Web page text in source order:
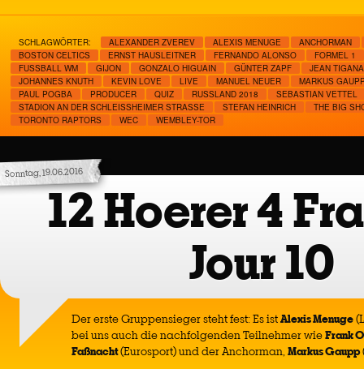
SCHLAGWÖRTER: ALEXANDER ZVEREV ALEXIS MENUGE
ANCHORMAN
BOSTON CELTICS
ERNST HAUSLEITNER FERNANDO ALONSO
FORMEL 1
FUSSBALL WM
GIJON GONZALO HIGUAIN GÜNTER ZAPF
JEAN TIGANA
JOHANNES KNUTH
KEVIN LOVE LIVE MANUEL NEUER
MARKUS
PAUL POGBA
PRODUCER QUIZ RUSSLAND 2018
SEBASTIAN VETTEL
STADION AN DER SCHLEISSHEIMER STRASSE
STEFAN HEINRICH
THE BIG
TORONTO RAPTORS
WEC WEMBLEY-TOR
Sonntag, 19.06.2016
12 Hoerer 4
Jour 10
Der erste Gruppensieger steht fest: Es istAlexis Menuge
bei uns auch die nachfolgenden Teilnehmer wieFrank
Faßnacht(Eurosport) und der Anchorman, Markus Gaupp